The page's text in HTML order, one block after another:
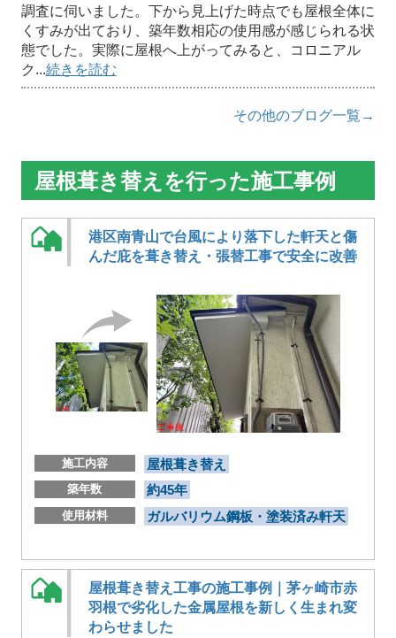
調査に伺いました。下から見上げた時点でも屋根全体に
くすみが出ており、築年数相応の使用感が感じられる状
態でした。実際に屋根へ上がってみると、コロニアル
ク...続きを読む
その他のブログ一覧→
屋根葺き替えを行った施工事例
港区南青山で台風により落下した軒天と傷
んだ庇を葺き替え・張替工事で安全に改善
施工内容 屋根葺き替え
築年数 約45年
使用材料 ガルバリウム鋼板・塗装済み軒天
屋根葺き替え工事の施工事例｜茅ヶ崎市赤
羽根で劣化した金属屋根を新しく生まれ変
わらせました